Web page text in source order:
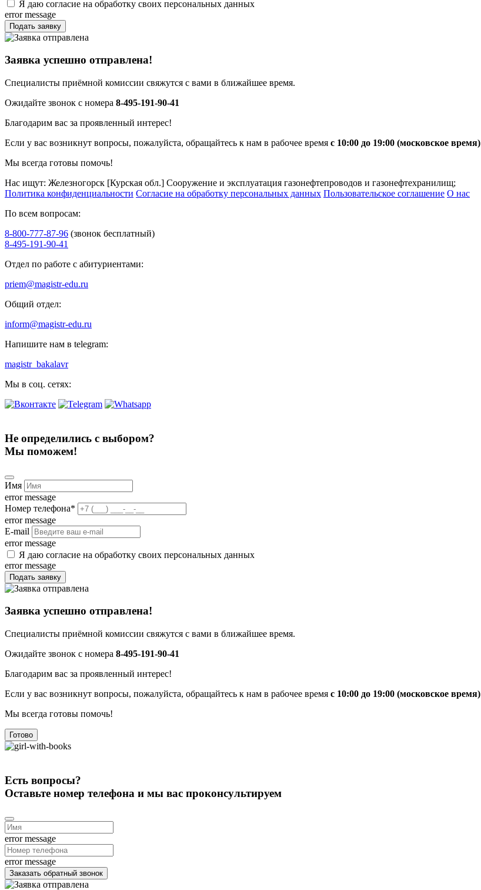
Я даю согласие на обработку своих персональных данных
error message
Подать заявку
Заявка успешно отправлена!
Специалисты приёмной комиссии свяжутся с вами в ближайшее время.
Ожидайте звонок с номера 8-495-191-90-41
Благодарим вас за проявленный интерес!
Если у вас возникнут вопросы, пожалуйста, обращайтесь к нам в рабочее время с 10:00 до 19:00 (московское время)
Мы всегда готовы помочь!
Нас ищут: Железногорск [Курская обл.] Сооружение и эксплуатация газонефтепроводов и газонефтехранилищ;
Политика конфиденциальности Согласие на обработку персональных данных Пользовательское соглашение О нас
По всем вопросам:
8-800-777-87-96 (звонок бесплатный)
8-495-191-90-41
Отдел по работе с абитуриентами:
priem@magistr-edu.ru
Общий отдел:
inform@magistr-edu.ru
Напишите нам в telegram:
magistr_bakalavr
Мы в соц. сетях:
Не определились с выбором?
Мы поможем!
Имя
error message
Номер телефона*
error message
E-mail
error message
Я даю согласие на обработку своих персональных данных
error message
Подать заявку
Заявка успешно отправлена!
Специалисты приёмной комиссии свяжутся с вами в ближайшее время.
Ожидайте звонок с номера 8-495-191-90-41
Благодарим вас за проявленный интерес!
Если у вас возникнут вопросы, пожалуйста, обращайтесь к нам в рабочее время с 10:00 до 19:00 (московское время)
Мы всегда готовы помочь!
Готово
Есть вопросы?
Оставьте номер телефона и мы вас проконсультируем
error message
error message
Заказать обратный звонок